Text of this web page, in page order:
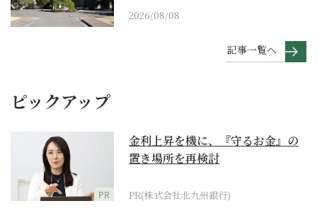
2026/08/08
記事一覧へ
ピックアップ
PR
金利上昇を機に、『守るお金』の
置き場所を再検討
PR(株式会社北九州銀行)